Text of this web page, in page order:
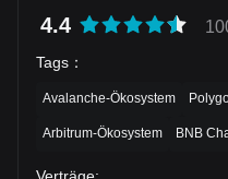
4.4
Tags ：
Avalanche-Ökosystem
Arbitrum-Ökosystem BNB
Verträge: